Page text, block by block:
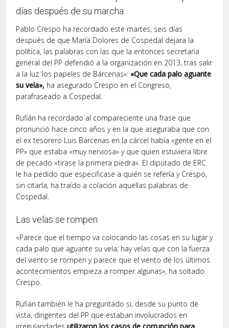
días después de su marcha
Pablo Crespo ha recordado este martes, seis días
después de que María Dolores de Cospedal dejara la
política, las palabras con las que la entonces secretaria
general del PP defendió a la organización en 2013, tras salir
a la luz ‘los papeles de Bárcenas»: «Que cada palo aguante
su vela», ha asegurado Crespo en el Congreso,
parafraseado a Cospedal.
Rufián ha recordado al compareciente una frase que
pronunció hace cinco años y en la que aseguraba que con
el ex tesorero Luis Bárcenas en la cárcel había «gente en el
PP» que estaba «muy nerviosa» y que quien estuviera libre
de pecado «tirase la primera piedra». El diputado de ERC
le ha pedido que especificase a quién se refería y Crespo,
sin citarla, ha traído a colación aquellas palabras de
Cospedal.
Las velas se rompen
«Parece que el tiempo va colocando las cosas en su lugar y
cada palo que aguante su vela; hay velas que con la fuerza
del viento se rompen y parece que el viento de los últimos
acontecimientos empieza a romper algunas», ha soltado
Crespo.
Rufián también le ha preguntado si, desde su punto de
vista, dirigentes del PP que estaban involucrados en